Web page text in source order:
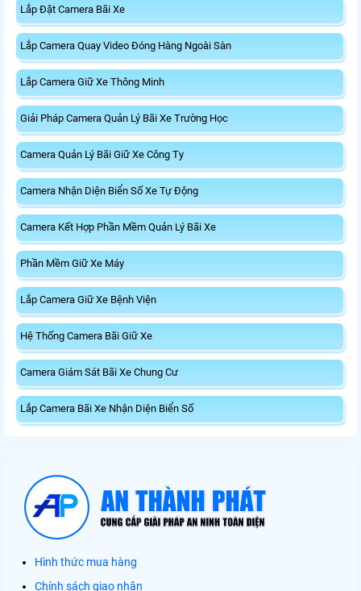
Lắp Đặt Camera Bãi Xe
Lắp Camera Quay Video Đóng Hàng Ngoài Sàn
Lắp Camera Giữ Xe Thông Minh
Giải Pháp Camera Quản Lý Bãi Xe Trường Học
Camera Quản Lý Bãi Giữ Xe Công Ty
Camera Nhận Diện Biển Số Xe Tự Động
Camera Kết Hợp Phần Mềm Quản Lý Bãi Xe
Phần Mềm Giữ Xe Máy
Lắp Camera Giữ Xe Bệnh Viện
Hệ Thống Camera Bãi Giữ Xe
Camera Giám Sát Bãi Xe Chung Cư
Lắp Camera Bãi Xe Nhận Diện Biển Số
Hình thức mua hàng
Chính sách giao nhận